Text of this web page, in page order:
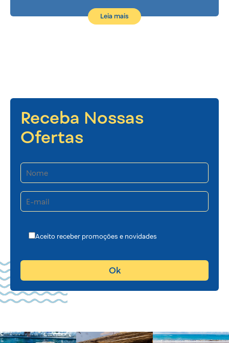
Leia mais
Receba Nossas
Ofertas
Aceito receber promoções e novidades